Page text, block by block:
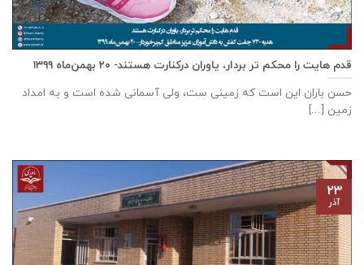
قدم هایت را محکم تر بردار، یاوران درکنارت هستند- ۲۰ بهمن‌ماه ۱۳۹۹
حسن باران این است که زمینی ست، ولی آسمانی شده است و به امداد
زمین [...]
۲۳
آذر